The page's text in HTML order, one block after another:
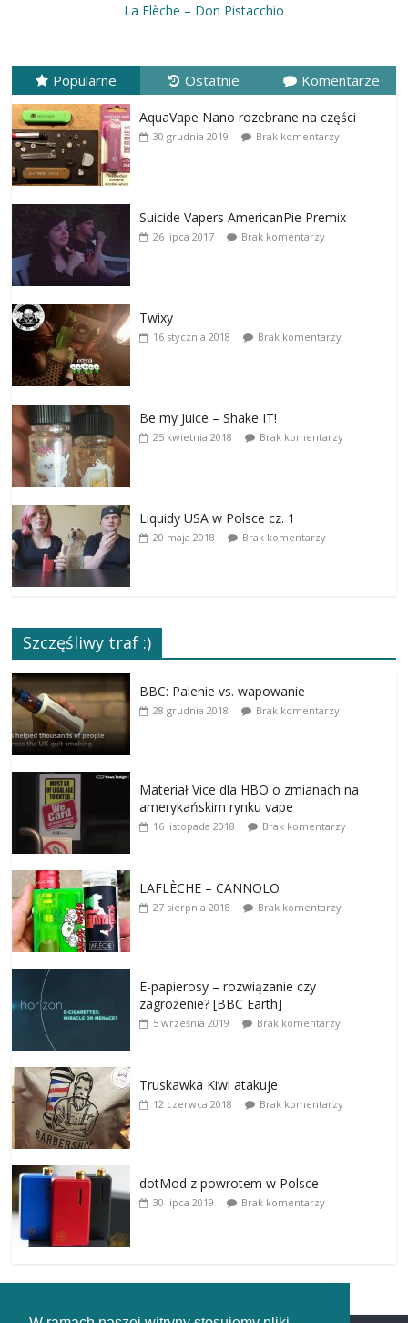
La Flèche – Don Pistacchio
Popularne Ostatnie Komentarze
AquaVape Nano rozebrane na części
30 grudnia 2019 Brak komentarzy
Suicide Vapers AmericanPie Premix
26 lipca 2017 Brak komentarzy
Twixy
16 stycznia 2018 Brak komentarzy
Be my Juice – Shake IT!
25 kwietnia 2018 Brak komentarzy
Liquidy USA w Polsce cz. 1
20 maja 2018 Brak komentarzy
Szczęśliwy traf :)
BBC: Palenie vs. wapowanie
28 grudnia 2018 Brak komentarzy
Materiał Vice dla HBO o zmianach na
amerykańskim rynku vape
16 listopada 2018 Brak komentarzy
LAFLÈCHE – CANNOLO
27 sierpnia 2018 Brak komentarzy
E-papierosy – rozwiązanie czy
zagrożenie? [BBC Earth]
5 września 2019 Brak komentarzy
Truskawka Kiwi atakuje
12 czerwca 2018 Brak komentarzy
dotMod z powrotem w Polsce
30 lipca 2019 Brak komentarzy